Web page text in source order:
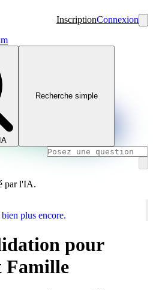
InscriptionConnexion
Recherche simple
par l'IA.
plus encore.
pour
Famille